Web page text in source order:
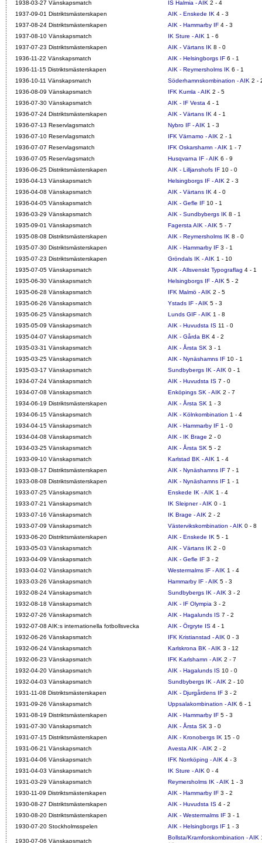
1938-03-27 Vänskapsmatch IS Halmia - AIK 2 - 4
1937-09-01 Distriktsmästerskapen
AIK - Enskede IK 4 - 3
1937-08-24 Distriktsmästerskapen
AIK - Hammarby IF 4 - 3
1937-08-10 Vänskapsmatch
IK Sture - AIK 1 - 6
1937-07-23 Distriktsmästerskapen
AIK - Värtans IK 8 - 0
1936-11-22 Vänskapsmatch
AIK - Helsingborgs IF 6 - 1
1936-11-15 Distriktsmästerskapen
AIK - Reymersholms IK 6 - 1
1936-10-11 Vänskapsmatch
Söderhamnskombination - AIK 2 -
1936-08-09 Vänskapsmatch
IFK Kumla - AIK 2 - 5
1936-07-30 Vänskapsmatch
AIK - IF Vesta 4 - 1
1936-07-24 Distriktsmästerskapen
AIK - Värtans IK 4 - 1
1936-07-13 Reservlagsmatch
Nybro IF - AIK 1 - 3
1936-07-10 Reservlagsmatch
IFK Värnamo - AIK 2 - 1
1936-07-07 Reservlagsmatch
IFK Oskarshamn - AIK 1 - 7
1936-07-05 Reservlagsmatch
Husqvarna IF - AIK 6 - 9
1936-06-25 Distriktsmästerskapen
AIK - Lilljanshofs IF 10 - 0
1936-04-13 Vänskapsmatch
Helsingborgs IF - AIK 2 - 3
1936-04-08 Vänskapsmatch
AIK - Värtans IK 4 - 0
1936-04-05 Vänskapsmatch
AIK - Gefle IF 10 - 1
1936-03-29 Vänskapsmatch
AIK - Sundbybergs IK 8 - 1
1935-09-01 Vänskapsmatch
Fagersta AIK - AIK 5 - 7
1935-08-08 Distriktsmästerskapen
AIK - Reymersholms IK 8 - 0
1935-07-30 Distriktsmästerskapen
AIK - Hammarby IF 3 - 1
1935-07-23 Distriktsmästerskapen
Gröndals IK - AIK 1 - 10
1935-07-05 Vänskapsmatch
AIK - Allsvenskt Typograflag 4 - 1
1935-06-30 Vänskapsmatch
Helsingborgs IF - AIK 5 - 2
1935-06-28 Vänskapsmatch
IFK Malmö - AIK 2 - 5
1935-06-26 Vänskapsmatch
Ystads IF - AIK 5 - 3
1935-06-25 Vänskapsmatch
Lunds GIF - AIK 1 - 8
1935-05-09 Vänskapsmatch
AIK - Huvudsta IS 11 - 0
1935-04-07 Vänskapsmatch
AIK - Gårda BK 4 - 2
1935-03-31 Vänskapsmatch
AIK - Årsta SK 3 - 1
1935-03-25 Vänskapsmatch
AIK - Nynäshamns IF 10 - 1
1935-03-17 Vänskapsmatch
Sundbybergs IK - AIK 0 - 1
1934-07-24 Vänskapsmatch
AIK - Huvudsta IS 7 - 0
1934-07-08 Vänskapsmatch
Enköpings SK - AIK 2 - 7
1934-06-19 Distriktsmästerskapen
AIK - Årsta SK 1 - 3
1934-06-15 Vänskapsmatch
AIK - Kölnkombination 1 - 4
1934-04-15 Vänskapsmatch
AIK - Hammarby IF 1 - 0
1934-04-08 Vänskapsmatch
AIK - IK Brage 2 - 0
1934-03-25 Vänskapsmatch
AIK - Årsta SK 5 - 2
1933-09-10 Vänskapsmatch
Karlstad BK - AIK 1 - 4
1933-08-17 Distriktsmästerskapen
AIK - Nynäshamns IF 7 - 1
1933-08-08 Distriktsmästerskapen
AIK - Nynäshamns IF 1 - 1
1933-07-25 Vänskapsmatch
Enskede IK - AIK 1 - 4
1933-07-21 Vänskapsmatch
IK Sleipner - AIK 0 - 1
1933-07-16 Vänskapsmatch
IK Brage - AIK 2 - 2
1933-07-09 Vänskapsmatch
Västervikskombination - AIK 0 - 8
1933-06-20 Distriktsmästerskapen
AIK - Enskede IK 5 - 1
1933-05-03 Vänskapsmatch
AIK - Värtans IK 2 - 0
1933-04-09 Vänskapsmatch
AIK - Gefle IF 3 - 2
1933-04-02 Vänskapsmatch
Westermalms IF - AIK 1 - 4
1933-03-26 Vänskapsmatch
Hammarby IF - AIK 5 - 3
1932-08-24 Vänskapsmatch
Sundbybergs IK - AIK 3 - 2
1932-08-18 Vänskapsmatch
AIK - IF Olympia 3 - 2
1932-07-26 Vänskapsmatch
AIK - Hagalunds IS 7 - 2
1932-07-08 AIK:s internationella fotbollsvecka
AIK - Örgryte IS 4 - 1
1932-06-26 Vänskapsmatch
IFK Kristianstad - AIK 0 - 3
1932-06-24 Vänskapsmatch
Karlskrona BK - AIK 3 - 12
1932-06-23 Vänskapsmatch
IFK Karlshamn - AIK 2 - 7
1932-04-20 Vänskapsmatch
AIK - Hagalunds IS 10 - 0
1932-04-03 Vänskapsmatch
Sundbybergs IK - AIK 2 - 10
1931-11-08 Distriktsmästerskapen
AIK - Djurgårdens IF 3 - 2
1931-09-26 Vänskapsmatch
Uppsalakombination - AIK 6 - 1
1931-08-19 Distriktsmästerskapen
AIK - Hammarby IF 5 - 3
1931-07-30 Vänskapsmatch
AIK - Årsta SK 3 - 0
1931-07-15 Distriktsmästerskapen
AIK - Kronobergs IK 15 - 0
1931-06-21 Vänskapsmatch
Avesta AIK - AIK 2 - 2
1931-04-06 Vänskapsmatch
IFK Norrköping - AIK 4 - 3
1931-04-03 Vänskapsmatch
IK Sture - AIK 0 - 4
1931-03-29 Vänskapsmatch
Reymersholms IK - AIK 1 - 3
1930-11-09 Distriktsmästerskapen
AIK - Hammarby IF 3 - 2
1930-08-27 Distriktsmästerskapen
AIK - Huvudsta IS 4 - 2
1930-08-20 Distriktsmästerskapen
AIK - Westermalms IF 3 - 1
1930-07-20 Stockholmsspelen
AIK - Helsingborgs IF 1 - 3
1930-07-06 Vänskapsmatch
Bollsta/Kramforskombination - AIK